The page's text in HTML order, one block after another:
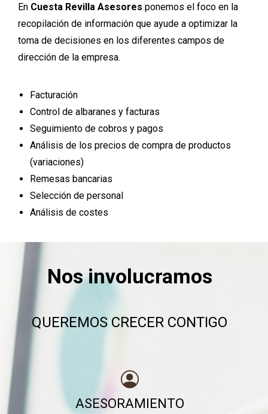
En Cuesta Revilla Asesores ponemos el foco en la
recopilación de información que ayude a optimizar la
toma de decisiones en los diferentes campos de
dirección de la empresa.
Facturación
Control de albaranes y facturas
Seguimiento de cobros y pagos
Análisis de los precios de compra de productos
(variaciones)
Remesas bancarias
Selección de personal
Análisis de costes
Nos involucramos
QUEREMOS CRECER CONTIGO
ASESORAMIENTO